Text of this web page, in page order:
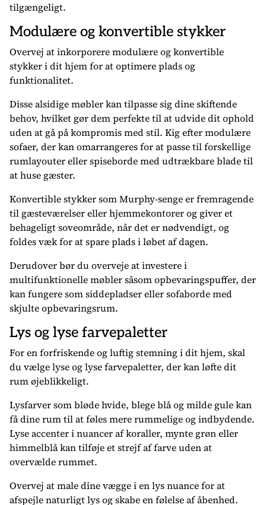
tilgængeligt.
Modulære og konvertible stykker
Overvej at inkorporere modulære og konvertible
stykker i dit hjem for at optimere plads og
funktionalitet.
Disse alsidige møbler kan tilpasse sig dine skiftende
behov, hvilket gør dem perfekte til at udvide dit ophold
uden at gå på kompromis med stil. Kig efter modulære
sofaer, der kan omarrangeres for at passe til forskellige
rumlayouter eller spiseborde med udtrækbare blade til
at huse gæster.
Konvertible stykker som Murphy-senge er fremragende
til gæsteværelser eller hjemmekontorer og giver et
behageligt soveområde, når det er nødvendigt, og
foldes væk for at spare plads i løbet af dagen.
Derudover bør du overveje at investere i
multifunktionelle møbler såsom opbevaringspuffer, der
kan fungere som siddepladser eller sofaborde med
skjulte opbevaringsrum.
Lys og lyse farvepaletter
For en forfriskende og luftig stemning i dit hjem, skal
du vælge lyse og lyse farvepaletter, der kan løfte dit
rum øjeblikkeligt.
Lysfarver som bløde hvide, blege blå og milde gule kan
få dine rum til at føles mere rummelige og indbydende.
Lyse accenter i nuancer af koraller, mynte grøn eller
himmelblå kan tilføje et strejf af farve uden at
overvælde rummet.
Overvej at male dine vægge i en lys nuance for at
afspejle naturligt lys og skabe en følelse af åbenhed.